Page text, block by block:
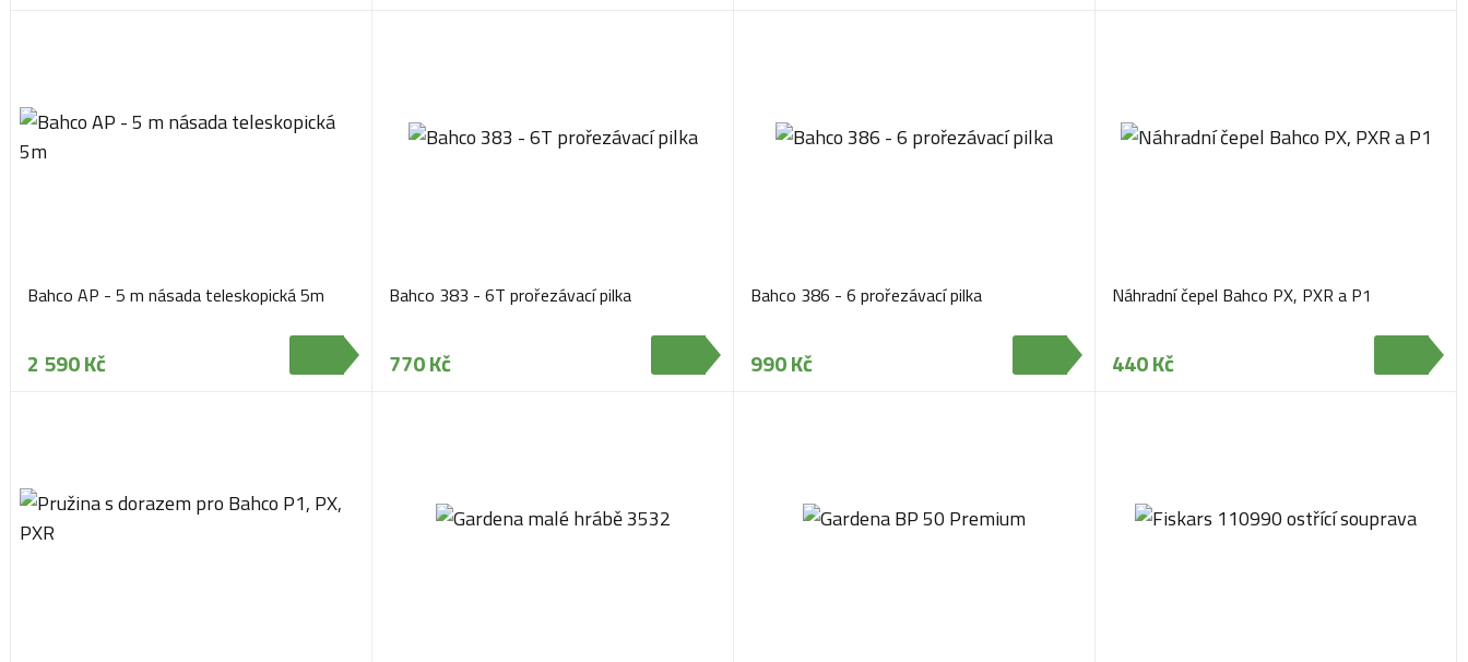
Bahco AP - 5 m násada teleskopická 5m
2 590 Kč
Bahco 383 - 6T prořezávací pilka
770 Kč
Bahco 386 - 6 prořezávací pilka
990 Kč
Náhradní čepel Bahco PX, PXR a P1
440 Kč